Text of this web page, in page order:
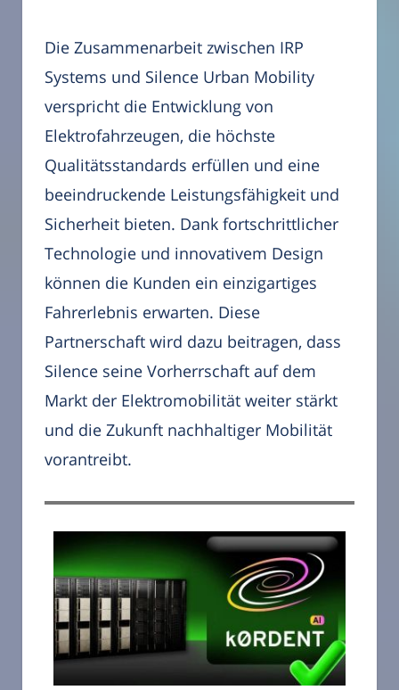
Die Zusammenarbeit zwischen IRP
Systems und Silence Urban Mobility
verspricht die Entwicklung von
Elektrofahrzeugen, die höchste
Qualitätsstandards erfüllen und eine
beeindruckende Leistungsfähigkeit und
Sicherheit bieten. Dank fortschrittlicher
Technologie und innovativem Design
können die Kunden ein einzigartiges
Fahrerlebnis erwarten. Diese
Partnerschaft wird dazu beitragen, dass
Silence seine Vorherrschaft auf dem
Markt der Elektromobilität weiter stärkt
und die Zukunft nachhaltiger Mobilität
vorantreibt.